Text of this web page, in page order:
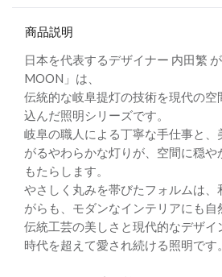
商品説明
日本を代表するデザイナー 内田繁
MOON」は、
伝統的な岐阜提灯の技術を現代の空
込んだ照明シリーズです。
岐阜の職人による丁寧な手仕事と、
がるやわらかな灯りが、空間に穏や
もたらします。
やさしく丸みを帯びたフォルムは、
がらも、モダンなインテリアにも自
伝統工芸の美しさと現代的なデザイ
時代を超えて愛され続ける照明です。